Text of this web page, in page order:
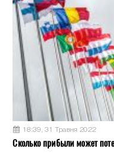
18:39, 31 Травня 2022
Сколько прибыли может